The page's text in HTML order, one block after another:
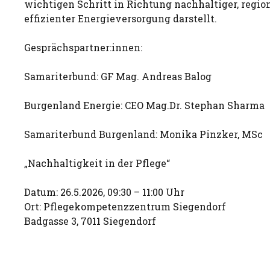
wichtigen Schritt in Richtung nachhaltiger,
effizienter Energieversorgung darstellt.
Gesprächspartner:innen:
Samariterbund: GF Mag. Andreas Balog
Burgenland Energie: CEO Mag.Dr. Stephan Sharma
Samariterbund Burgenland: Monika Pinzker, MSc
„Nachhaltigkeit in der Pflege“
Datum: 26.5.2026, 09:30 – 11:00 Uhr
Ort: Pflegekompetenzzentrum Siegendorf
Badgasse 3, 7011 Siegendorf